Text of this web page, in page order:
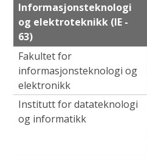
Informasjonsteknologi
og elektroteknikk (IE -
63)
Fakultet for
informasjonsteknologi og
elektronikk
Institutt for datateknologi
og informatikk